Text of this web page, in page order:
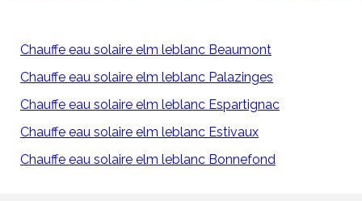
Chauffe eau solaire elm leblanc Beaumont
Chauffe eau solaire elm leblanc Palazinges
Chauffe eau solaire elm leblanc Espartignac
Chauffe eau solaire elm leblanc Estivaux
Chauffe eau solaire elm leblanc Bonnefond